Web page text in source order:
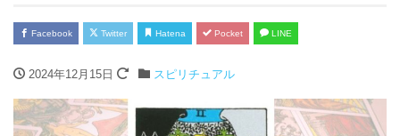
Facebook Twitter Hatena Pocket LINE
2024年12月15日 スピリチュアル